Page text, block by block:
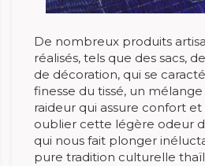
De nombreux produits
réalisés, tels que des sacs,
de décoration, qui se
finesse du tissé, un
raideur qui assure confort et
oublier cette légère odeur
qui nous fait plonger
pure tradition culturelle